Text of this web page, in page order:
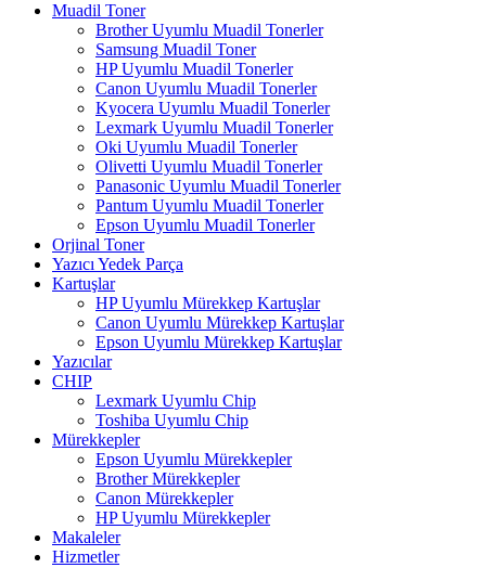
Muadil Toner
Brother Uyumlu Muadil Tonerler
Samsung Muadil Toner
HP Uyumlu Muadil Tonerler
Canon Uyumlu Muadil Tonerler
Kyocera Uyumlu Muadil Tonerler
Lexmark Uyumlu Muadil Tonerler
Oki Uyumlu Muadil Tonerler
Olivetti Uyumlu Muadil Tonerler
Panasonic Uyumlu Muadil Tonerler
Pantum Uyumlu Muadil Tonerler
Epson Uyumlu Muadil Tonerler
Orjinal Toner
Yazıcı Yedek Parça
Kartuşlar
HP Uyumlu Mürekkep Kartuşlar
Canon Uyumlu Mürekkep Kartuşlar
Epson Uyumlu Mürekkep Kartuşlar
Yazıcılar
CHIP
Lexmark Uyumlu Chip
Toshiba Uyumlu Chip
Mürekkepler
Epson Uyumlu Mürekkepler
Brother Mürekkepler
Canon Mürekkepler
HP Uyumlu Mürekkepler
Makaleler
Hizmetler